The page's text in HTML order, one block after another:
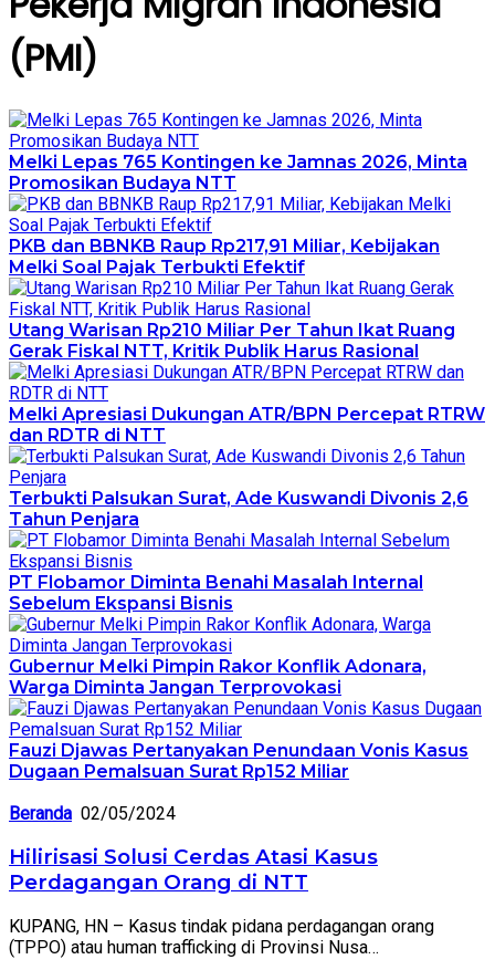
(PMI)
Melki Lepas 765 Kontingen ke Jamnas 2026, Minta
Promosikan Budaya NTT
PKB dan BBNKB Raup Rp217,91 Miliar, Kebijakan
Melki Soal Pajak Terbukti Efektif
Utang Warisan Rp210 Miliar Per Tahun Ikat Ruang
Gerak Fiskal NTT, Kritik Publik Harus Rasional
Melki Apresiasi Dukungan ATR/BPN Percepat RTRW
dan RDTR di NTT
Terbukti Palsukan Surat, Ade Kuswandi Divonis 2,6
Tahun Penjara
PT Flobamor Diminta Benahi Masalah Internal
Sebelum Ekspansi Bisnis
Gubernur Melki Pimpin Rakor Konflik Adonara,
Warga Diminta Jangan Terprovokasi
Fauzi Djawas Pertanyakan Penundaan Vonis Kasus
Dugaan Pemalsuan Surat Rp152 Miliar
Beranda 02/05/2024
Hilirisasi Solusi Cerdas Atasi Kasus
Perdagangan Orang di NTT
KUPANG, HN – Kasus tindak pidana perdagangan orang
(TPPO) atau human trafficking di Provinsi Nusa…